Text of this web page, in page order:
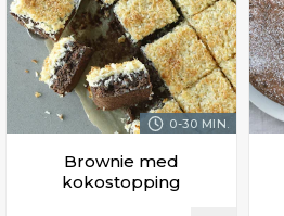
0-30 MIN.
Brownie med
kokostopping